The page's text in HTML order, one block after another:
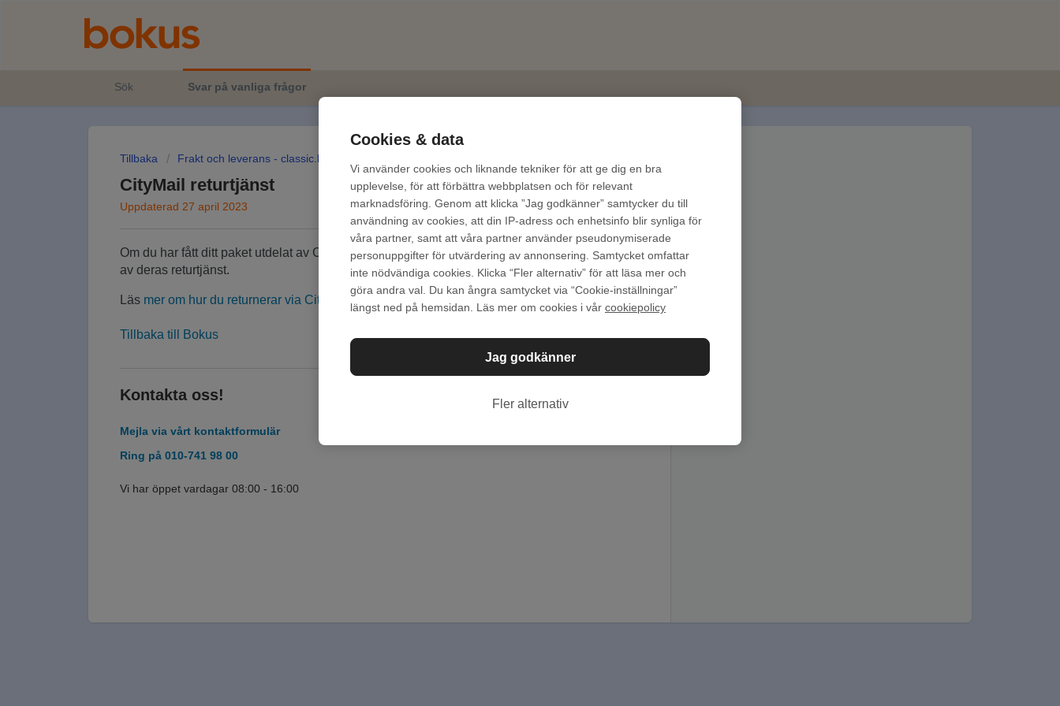
Sök Svar på vanliga frågor
Tillbaka Frakt och leverans - classic.bokus.com
CityMail returtjänst Skriv ut
Uppdaterad 27 april 2023
Om du har fått ditt paket utdelat av CityMail och vill göra en retur, kan du enkelt använda dig
av deras returtjänst.
Läs mer om hur du returnerar via CityMail .
Tillbaka till Bokus
Kontakta oss!
Mejla via vårt kontaktformulär
Ring på 010-741 98 00
Vi har öppet vardagar 08:00 - 16:00
Cookies & data
Vi använder cookies och liknande tekniker för att ge dig en bra
upplevelse, för att förbättra webbplatsen och för relevant
marknadsföring. Genom att klicka ”Jag godkänner” samtycker du till
användning av cookies, att din IP-adress och enhetsinfo blir synliga för
våra partner, samt att våra partner använder pseudonymiserade
personuppgifter för utvärdering av annonsering. Samtycket omfattar
inte nödvändiga cookies. Klicka “Fler alternativ” för att läsa mer och
göra andra val. Du kan ångra samtycket via “Cookie-inställningar”
längst ned på hemsidan. Läs mer om cookies i vår cookiepolicy
Jag godkänner
Fler alternativ